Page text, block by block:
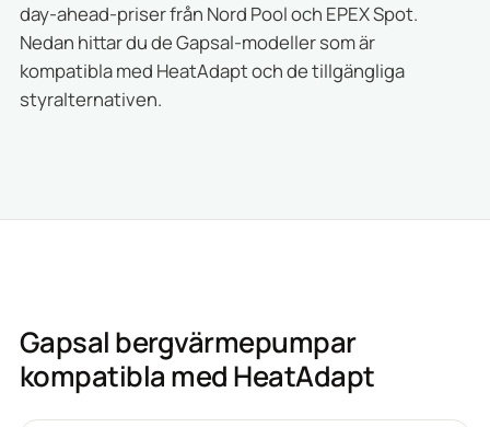
day-ahead-priser från Nord Pool och EPEX Spot.
Nedan hittar du de Gapsal-modeller som är
kompatibla med HeatAdapt och de tillgängliga
styralternativen.
Gapsal bergvärmepumpar
kompatibla med HeatAdapt